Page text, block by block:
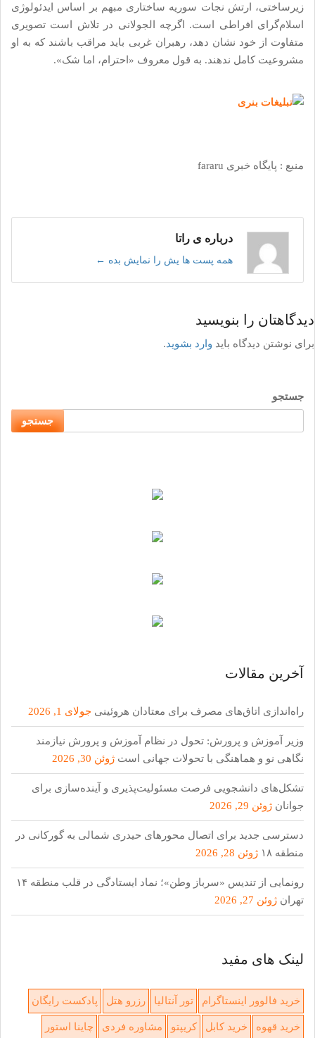
زیرساختی، ارتش نجات سوریه ساختاری مبهم بر اساس ایدئولوژی
اسلام‌گرای افراطی است. اگرچه الجولانی در تلاش است تصویری
متفاوت از خود نشان دهد، رهبران غربی باید مراقب باشند که به او
مشروعیت کامل ندهند. به قول معروف «احترام، اما شک».
منبع : پایگاه خبری fararu
درباره ی راتا
همه پست ها یش را نمایش بده ←
دیدگاهتان را بنویسید
برای نوشتن دیدگاه باید وارد بشوید.
جستجو
جستجو
آخرین مقالات
راه‌اندازی اتاق‌های مصرف برای معتادان هروئینی جولای 1, 2026
وزیر آموزش و پرورش: تحول در نظام آموزش و پرورش نیازمند
نگاهی نو و هماهنگی با تحولات جهانی است ژوئن 30, 2026
تشکل‌های دانشجویی فرصت مسئولیت‌پذیری و آینده‌سازی برای
جوانان ژوئن 29, 2026
دسترسی جدید برای اتصال محور‌های حیدری شمالی به گورکانی در
منطقه ۱۸
ژوئن 28, 2026
رونمایی از تندیس «سرباز وطن»؛ نماد ایستادگی در قلب منطقه ۱۴
تهران ژوئن 27, 2026
لینک های مفید
خرید فالوور اینستاگرام تور آنتالیا رزرو هتل پادکست رایگان
خرید قهوه خرید کابل کریپتو مشاوره فردی چاینا استور